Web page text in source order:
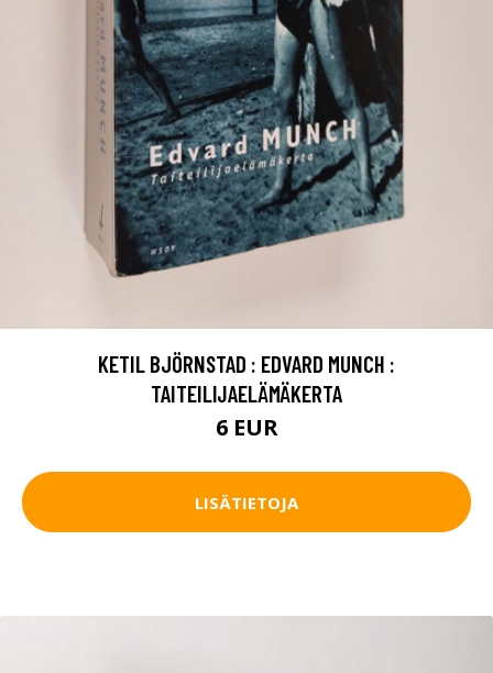
KETIL BJÖRNSTAD : EDVARD MUNCH :
TAITEILIJAELÄMÄKERTA
6 EUR
LISÄTIETOJA